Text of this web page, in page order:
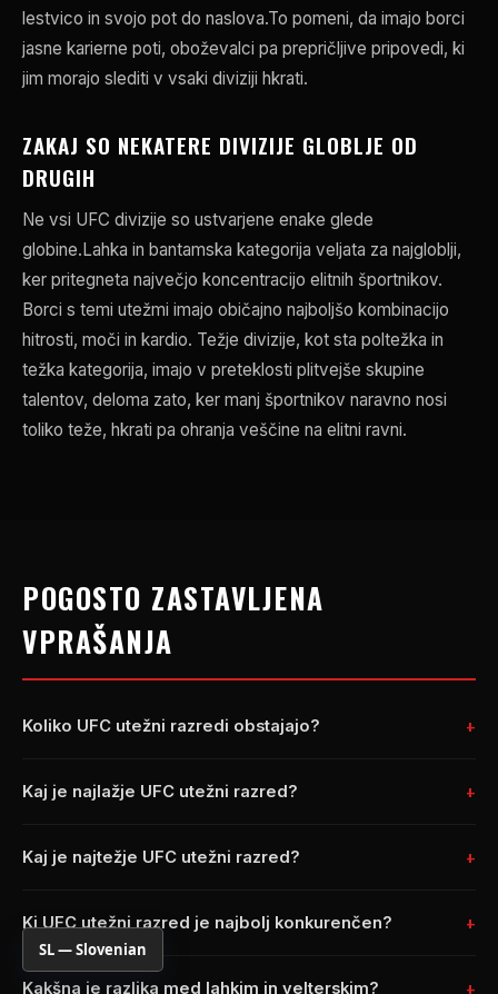
lestvico in svojo pot do naslova.To pomeni, da imajo borci
jasne karierne poti, oboževalci pa prepričljive pripovedi, ki
jim morajo slediti v vsaki diviziji hkrati.
ZAKAJ SO NEKATERE DIVIZIJE GLOBLJE OD
DRUGIH
Ne vsi UFC divizije so ustvarjene enake glede
globine.Lahka in bantamska kategorija veljata za najgloblji,
ker pritegneta največjo koncentracijo elitnih športnikov.
Borci s temi utežmi imajo običajno najboljšo kombinacijo
hitrosti, moči in kardio. Težje divizije, kot sta poltežka in
težka kategorija, imajo v preteklosti plitvejše skupine
talentov, deloma zato, ker manj športnikov naravno nosi
toliko teže, hkrati pa ohranja veščine na elitni ravni.
POGOSTO ZASTAVLJENA
VPRAŠANJA
Koliko UFC utežni razredi obstajajo?
Kaj je najlažje UFC utežni razred?
Kaj je najtežje UFC utežni razred?
KiUFCutežni razred je najbolj konkurenčen?
Kakšna je razlika med lahkim in velterskim?
SL — Slovenian